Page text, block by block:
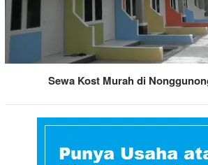
Sewa Kost Murah di